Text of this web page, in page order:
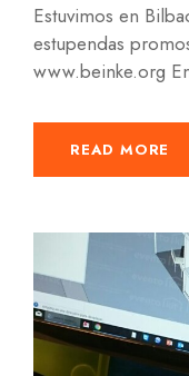
Estuvimos en
estupendas
www.beinke.org
READ MORE